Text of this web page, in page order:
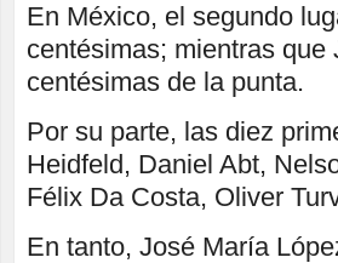
En México, el segundo
centésimas; mientras
centésimas de la punta.
Por su parte, las diez
Heidfeld, Daniel Abt,
Félix Da Costa, Oliver
En tanto, José María